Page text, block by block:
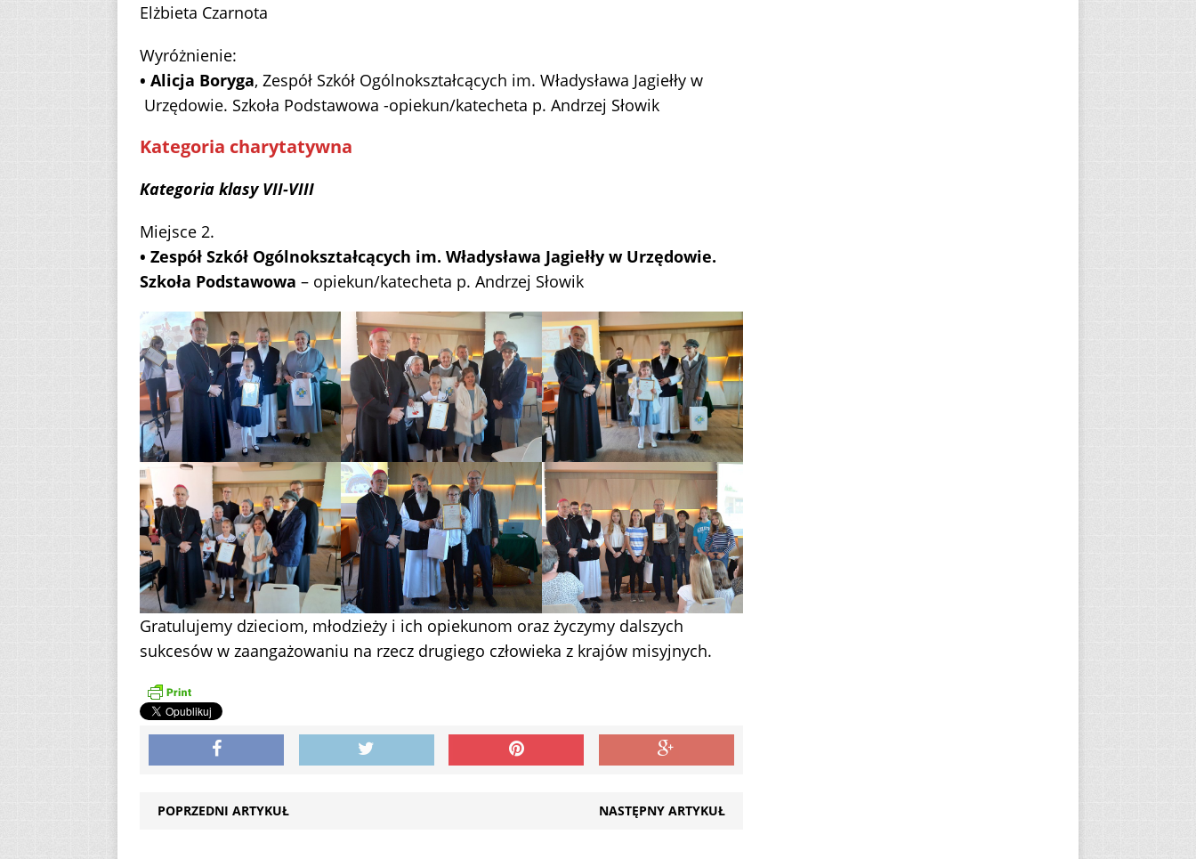
Elżbieta Czarnota
Wyróżnienie:
• Alicja Boryga, Zespół Szkół Ogólnokształcących im. Władysława Jagiełły w
Urzędowie. Szkoła Podstawowa -opiekun/katecheta p. Andrzej Słowik
Kategoria charytatywna
Kategoria klasy VII-VIII
Miejsce 2.
• Zespół Szkół Ogólnokształcących im. Władysława Jagiełły w Urzędowie.
Szkoła Podstawowa – opiekun/katecheta p. Andrzej Słowik
Gratulujemy dzieciom, młodzieży i ich opiekunom oraz życzymy dalszych
sukcesów w zaangażowaniu na rzecz drugiego człowieka z krajów misyjnych.
POPRZEDNI ARTYKUŁ NASTĘPNY ARTYKUŁ